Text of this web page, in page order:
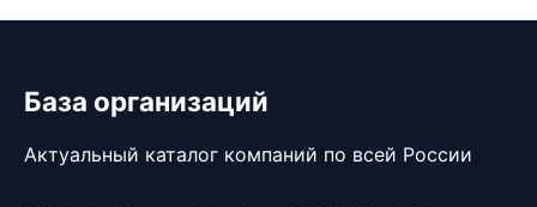
База организаций
Актуальный каталог компаний по всей России